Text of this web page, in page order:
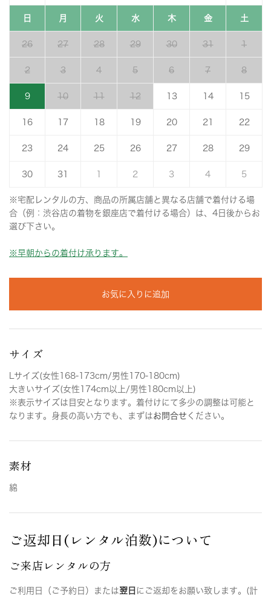
日 月 火 水 木 金 土
26 27 28 29 30 31 1
2 3 4 5 6 7 8
9 10 11 12 13 14 15
16 17 18 19 20 21 22
23 24 25 26 27 28 29
30 31 2 3 4 5
※宅配レンタルの方、商品の所属店舗と異なる店舗で着付ける場
合（例：渋谷店の着物を銀座店で着付ける場合）は、4日後からお
選び下さい。
※早朝からの着付け承ります。
お気に入りに追加
サイズ
Lサイズ(女性168-173cm/男性170-180cm)
大きいサイズ(女性174cm以上/男性180cm以上)
※表示サイズは目安となります。着付けにて多少の調整は可能と
なります。身長の高い方でも、まずはお問合せ ください。
素材
綿
ご返却日(レンタル泊数)について
ご来店レンタルの方
ご利用日（ご予約日）または翌日 にご返却をお願い致します。(計